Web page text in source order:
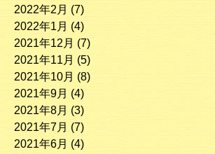
2022年2月 (7)
2022年1月 (4)
2021年12月 (7)
2021年11月 (5)
2021年10月 (8)
2021年9月 (4)
2021年8月 (3)
2021年7月 (7)
2021年6月 (4)